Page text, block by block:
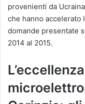
provenienti da
che hanno accelerato
domande presentate
2014 al 2015.